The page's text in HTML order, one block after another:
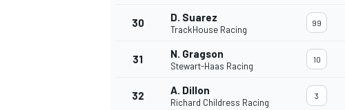
30 D. Suarez
TrackHouse Racing
99
31 N. Gragson
Stewart-Haas Racing
10
32 A. Dillon
Richard Childress Racing
3